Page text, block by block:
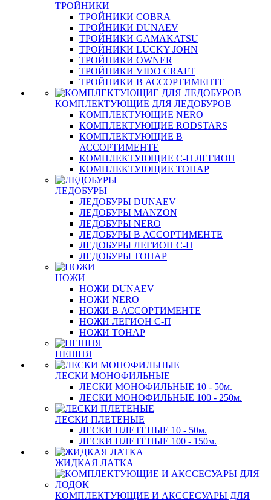
ТРОЙНИКИ
ТРОЙНИКИ COBRA
ТРОЙНИКИ DUNAEV
ТРОЙНИКИ GAMAKATSU
ТРОЙНИКИ LUCKY JOHN
ТРОЙНИКИ OWNER
ТРОЙНИКИ VIDO CRAFT
ТРОЙНИКИ В АССОРТИМЕНТЕ
КОМПЛЕКТУЮЩИЕ ДЛЯ ЛЕДОБУРОВ
КОМПЛЕКТУЮЩИЕ NERO
КОМПЛЕКТУЮЩИЕ RODSTARS
КОМПЛЕКТУЮЩИЕ В
АССОРТИМЕНТЕ
КОМПЛЕКТУЮЩИЕ С-П ЛЕГИОН
КОМПЛЕКТУЮЩИЕ ТОНАР
ЛЕДОБУРЫ
ЛЕДОБУРЫ DUNAEV
ЛЕДОБУРЫ MANZON
ЛЕДОБУРЫ NERO
ЛЕДОБУРЫ В АССОРТИМЕНТЕ
ЛЕДОБУРЫ ЛЕГИОН С-П
ЛЕДОБУРЫ ТОНАР
НОЖИ
НОЖИ DUNAEV
НОЖИ NERO
НОЖИ В АССОРТИМЕНТЕ
НОЖИ ЛЕГИОН С-П
НОЖИ ТОНАР
ПЕШНЯ
ЛЕСКИ МОНОФИЛЬНЫЕ
ЛЕСКИ МОНОФИЛЬНЫЕ 10 - 50м.
ЛЕСКИ МОНОФИЛЬНЫЕ 100 - 250м.
ЛЕСКИ ПЛЕТЕНЫЕ
ЛЕСКИ ПЛЕТЁНЫЕ 10 - 50м.
ЛЕСКИ ПЛЕТЁНЫЕ 100 - 150м.
ЖИДКАЯ ЛАТКА
КОМПЛЕКТУЮЩИЕ И АКССЕСУАРЫ ДЛЯ